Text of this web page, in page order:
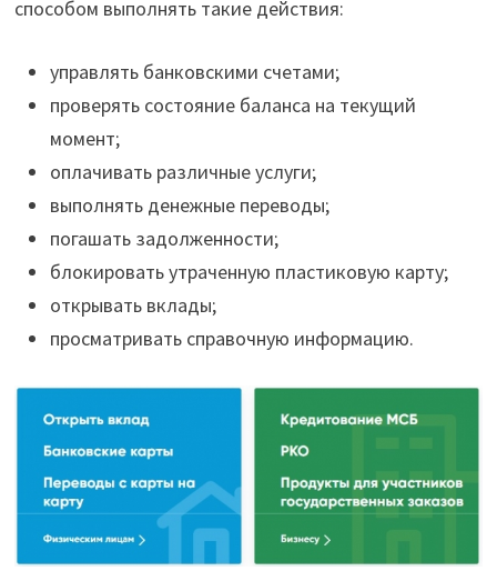
способом выполнять такие действия:
управлять банковскими счетами;
проверять состояние баланса на текущий
момент;
оплачивать различные услуги;
выполнять денежные переводы;
погашать задолженности;
блокировать утраченную пластиковую карту;
открывать вклады;
просматривать справочную информацию.